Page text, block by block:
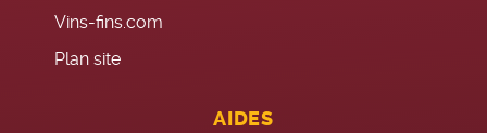
Vins-fins.com
Plan site
AIDES